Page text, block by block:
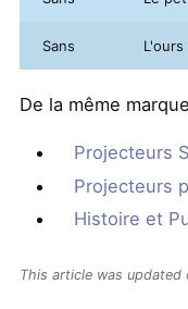
Sans
De la même
Projecteurs
Projecteurs
Histoire et
This article was updated